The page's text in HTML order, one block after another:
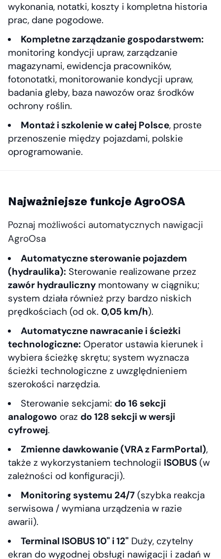
wykonania, notatki, koszty i kompletna historia
prac, dane pogodowe.
Kompletne zarządzanie gospodarstwem:
monitoring kondycji upraw, zarządzanie
magazynami, ewidencja pracowników,
fotonotatki, monitorowanie kondycji upraw,
badania gleby, baza nawozów oraz środków
ochrony roślin.
Montaż i szkolenie w całej Polsce, proste
przenoszenie między pojazdami, polskie
oprogramowanie.
Najważniejsze funkcje AgroOSA
Poznaj możliwości automatycznych nawigacji
AgroOsa
Automatyczne sterowanie pojazdem
(hydraulika): Sterowanie realizowane przez
zawór hydrauliczny montowany w ciągniku;
system działa również przy bardzo niskich
prędkościach (od ok. 0,05 km/h).
Automatyczne nawracanie i ścieżki
technologiczne: Operator ustawia kierunek i
wybiera ścieżkę skrętu; system wyznacza
ścieżki technologiczne z uwzględnieniem
szerokości narzędzia.
Sterowanie sekcjami: do 16 sekcji
analogowo oraz do 128 sekcji w wersji
cyfrowej.
Zmienne dawkowanie (VRA z FarmPortal),
także z wykorzystaniem technologii ISOBUS (w
zależności od konfiguracji).
Monitoring systemu 24/7 (szybka reakcja
serwisowa / wymiana urządzenia w razie
awarii).
Terminal ISOBUS 10" i 12" Duży, czytelny
ekran do wygodnej obsługi nawigacji i zadań w